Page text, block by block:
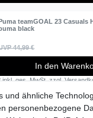
teamGOAL 23 Casuals
black
44,99 €
In den
inkl. ges. MwSt.zzgl.
und ähnliche
personenbezogene